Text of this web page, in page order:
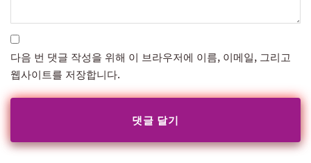
다음 번 댓글 작성을 위해 이 브라우저에 이름, 이메일, 그리고
웹사이트를 저장합니다.